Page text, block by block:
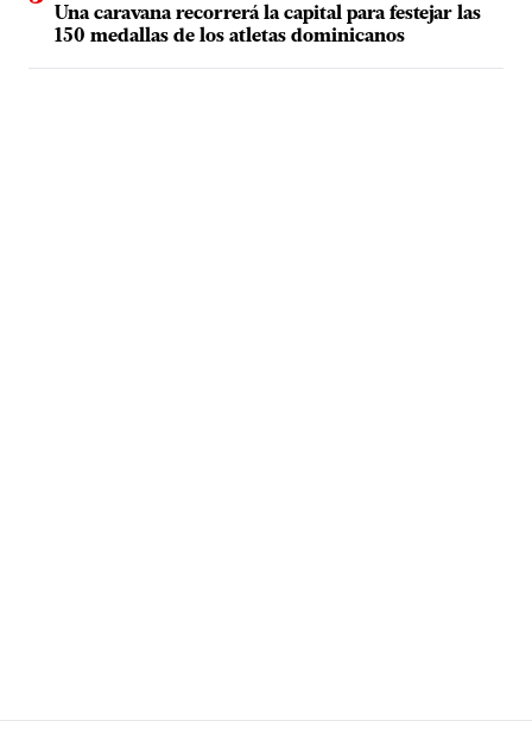
Una caravana recorrerá la capital para festejar las
150 medallas de los atletas dominicanos